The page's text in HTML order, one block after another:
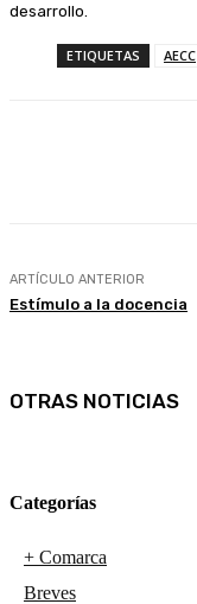
desarrollo.
ETIQUETAS AECC
ARTÍCULO ANTERIOR
Estímulo a la docencia
OTRAS NOTICIAS
Categorías
+ Comarca
Breves